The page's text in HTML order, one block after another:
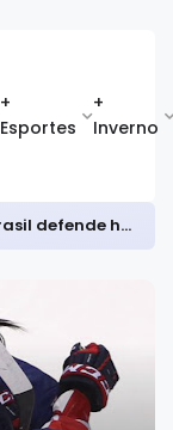
+
Esportes
+
Inverno
Copa América de Eisstocksport 2026: Brasil defende hegemonia continental